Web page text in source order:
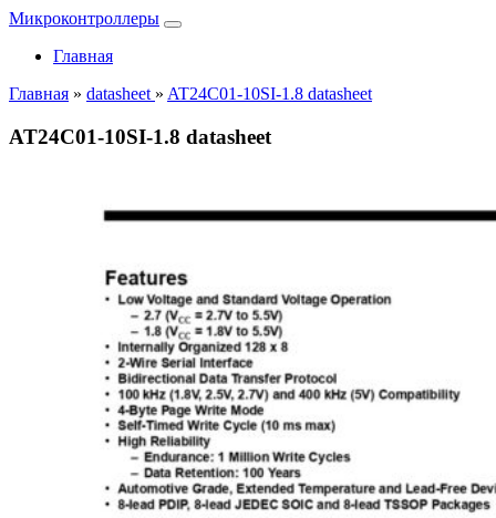
Микроконтроллеры
Главная
Главная » datasheet » AT24C01-10SI-1.8 datasheet
AT24C01-10SI-1.8 datasheet